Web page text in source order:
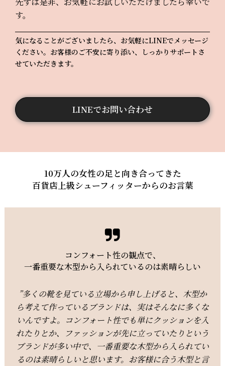
す。
気になることがございましたら、お気軽にLINEでメッセージ
ください。お客様のご不安に寄り添い、しっかりサポートさ
せていただきます。
LINEでお問い合わせ
10万人の女性の足と向き合ってきた
百貨店上級シューフィッターからのお言葉
コンフォート性の観点で、
一番重要な木型から入られているのは素晴らしい
”多くの靴を見ている立場から申し上げると、木型か
ら考えて作っているブランドは、実はそんなに多くな
いんですよ。コンフォート性でも単にクッションを入
れたりとか、ファッションが先に立っていたりという
ブランドが多い中で、一番重要な木型から入られてい
るのは素晴らしいと思います。 お客様に合う木型と言